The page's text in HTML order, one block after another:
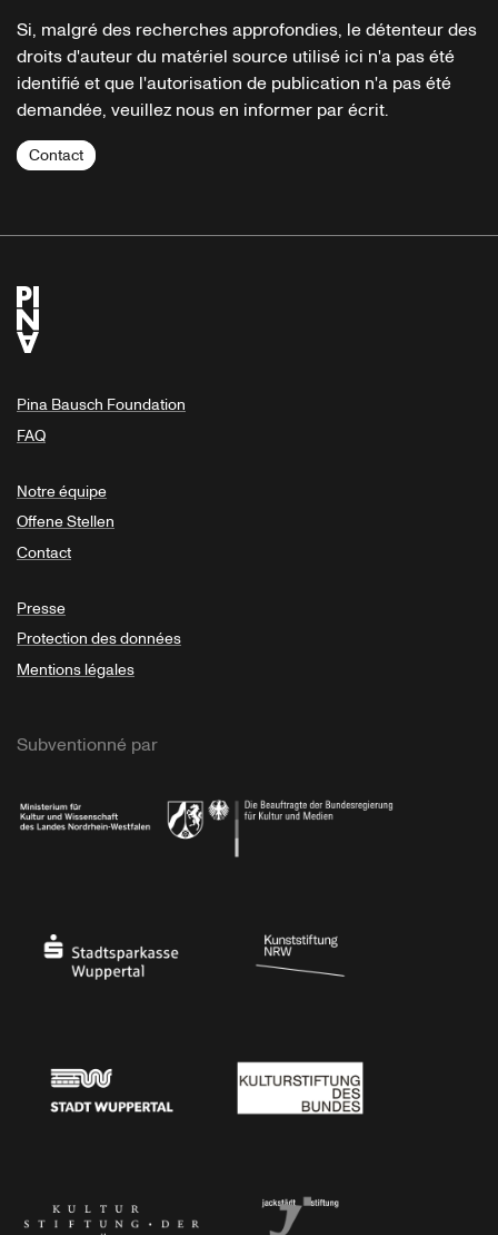
Si, malgré des recherches approfondies, le détenteur des
droits d'auteur du matériel source utilisé ici n'a pas été
identifié et que l'autorisation de publication n'a pas été
demandée, veuillez nous en informer par écrit.
Contact
Pina Bausch Foundation
FAQ
Notre équipe
Offene Stellen
Contact
Presse
Protection des données
Mentions légales
Subventionné par